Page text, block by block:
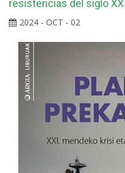
resistencias del siglo
2024 - OCT - 02